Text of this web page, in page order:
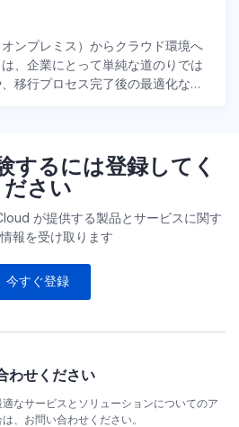
ンプレミス）からクラウド環境へ
、企業にとって単純な道のりでは
移行プロセス完了後の最適化な
するには登録してく
ださい
が提供する製品とサービスに関す
報を受け取ります
今すぐ登録
わせください
なサービスとソリューションについてのア
、お問い合わせください。